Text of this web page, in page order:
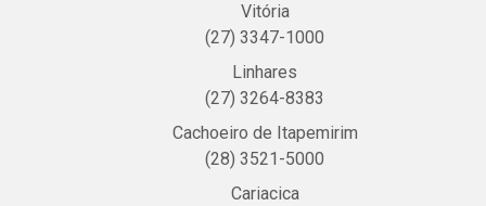
Vitória
(27) 3347-1000
Linhares
(27) 3264-8383
Cachoeiro de Itapemirim
(28) 3521-5000
Cariacica